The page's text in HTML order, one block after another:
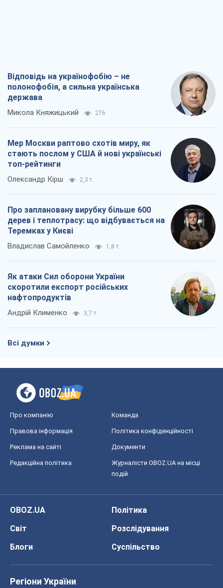
Відповідь на українофобію – не
полонофобія, а сильна українська
держава
Микола Княжицький 276
Мер Москви раптово схотів миру, як
стають послом у США й нові українські
топ-рейтинги
Олександр Кірш 2,3 т.
Про заплановану вирубку більше 600
дерев і теплотрасу: що відбувається на
Теремках у Києві
Владислав Самойленко 1,8 т.
Як атаки Сил оборони України
скоротили експорт російських
нафтопродуктів
Андрій Клименко 3,7 т.
Всі думки
Про компанію Команда
Правова інформація Політика конфіденційності
Реклама на сайті Документи
Редакційна політика
Журналісти OBOZ.UA на місці
подій
OBOZ.UA
Політика
Світ
Розслідування
Блоги
Суспільство
Регіони України